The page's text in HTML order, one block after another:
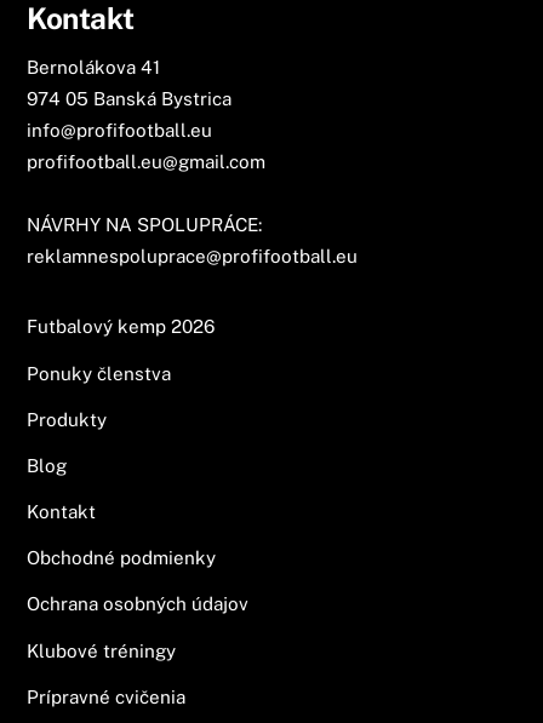
Kontakt
Bernolákova 41
974 05 Banská Bystrica
info@profifootball.eu
profifootball.eu@gmail.com
NÁVRHY NA SPOLUPRÁCE:
reklamnespoluprace@profifootball.eu
Futbalový kemp 2026
Ponuky členstva
Produkty
Blog
Kontakt
Obchodné podmienky
Ochrana osobných údajov
Klubové tréningy
Prípravné cvičenia